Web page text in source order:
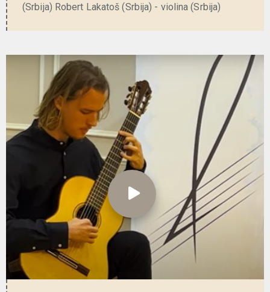
(Srbija) Robert Lakatoš (Srbija) - violina (Srbija)